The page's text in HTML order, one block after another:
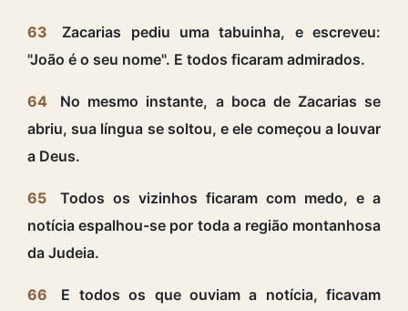
63
Zacarias pediu uma tabuinha, e escreveu:
"João é o seu nome". E todos ficaram admirados.
64
No mesmo instante, a boca de Zacarias se
abriu, sua língua se soltou, e ele começou a louvar
a Deus.
65
Todos os vizinhos ficaram com medo, e a
notícia espalhou-se por toda a região montanhosa
da Judeia.
66
E todos os que ouviam a notícia, ficavam